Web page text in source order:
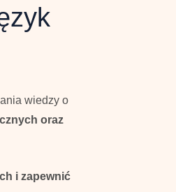
wiedzy o
oraz
i zapewnić